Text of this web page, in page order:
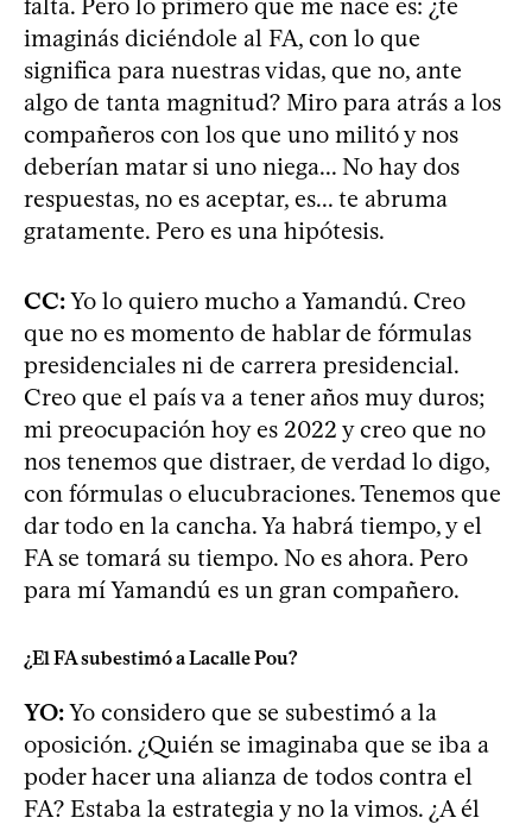
imaginás diciéndole al FA, con lo que
significa para nuestras vidas, que no, ante
algo de tanta magnitud? Miro para atrás a los
compañeros con los que uno militó y nos
deberían matar si uno niega... No hay dos
respuestas, no es aceptar, es... te abruma
gratamente. Pero es una hipótesis.
CC:Yo lo quiero mucho a Yamandú. Creo
que no es momento de hablar de fórmulas
presidenciales ni de carrera presidencial.
Creo que el país va a tener años muy duros;
mi preocupación hoy es 2022 y creo que no
nos tenemos que distraer, de verdad lo digo,
con fórmulas o elucubraciones. Tenemos que
dar todo en la cancha. Ya habrá tiempo, y el
FA se tomará su tiempo. No es ahora. Pero
para mí Yamandú es un gran compañero.
¿El FA subestimó a Lacalle Pou?
YO:Yo considero que se subestimó a la
oposición. ¿Quién se imaginaba que se iba a
poder hacer una alianza de todos contra el
FA? Estaba la estrategia y no la vimos. ¿A él